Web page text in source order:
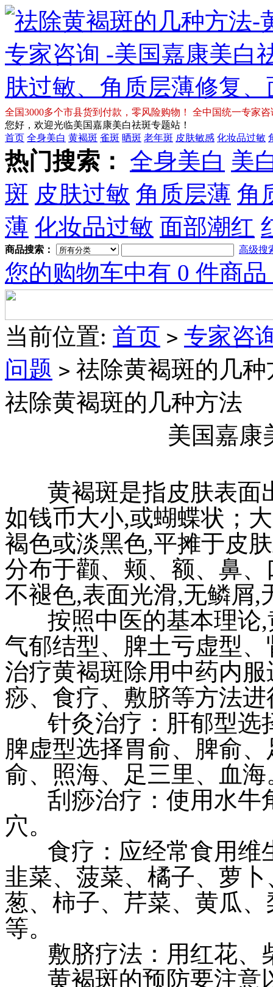
全国3000多个市县货到付款，零风险购物！ 全中国统一专家咨
您好，欢迎光临美国嘉康美白祛斑专题站！
首页 全身美白 黄褐斑 雀斑 晒斑 老年斑 皮肤敏感 化妆品过敏
热门搜索： 全身美白 美
斑 皮肤过敏 角质层薄 角
薄 化妆品过敏 面部潮红
商品搜索： 高级搜
您的购物车中有 0 件商
当前位置: 首页 > 专家咨
问题 > 祛除黄褐斑的几种
祛除黄褐斑的几种方法
美国嘉康
黄褐斑是指皮肤表面
如钱币大小,或蝴蝶状；
褐色或淡黑色,平摊于皮
分布于颧、颊、额、鼻
不褪色,表面光滑,无鳞屑,
按照中医的基本理论,
气郁结型、脾土亏虚型
治疗黄褐斑除用中药内
痧、食疗、敷脐等方法
针灸治疗：肝郁型选
脾虚型选择胃俞、脾俞
俞、照海、足三里、血海
刮痧治疗：使用水牛
穴。
食疗：应经常食用维
韭菜、菠菜、橘子、萝
葱、柿子、芹菜、黄瓜
等。
敷脐疗法：用红花、
黄褐斑的预防要注意